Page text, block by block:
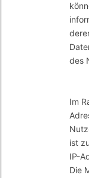
des
Im
ist
IP-
Die